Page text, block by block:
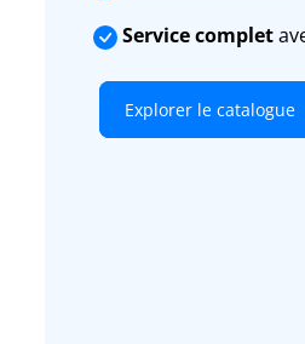
Service complet
Explorer le catalogue